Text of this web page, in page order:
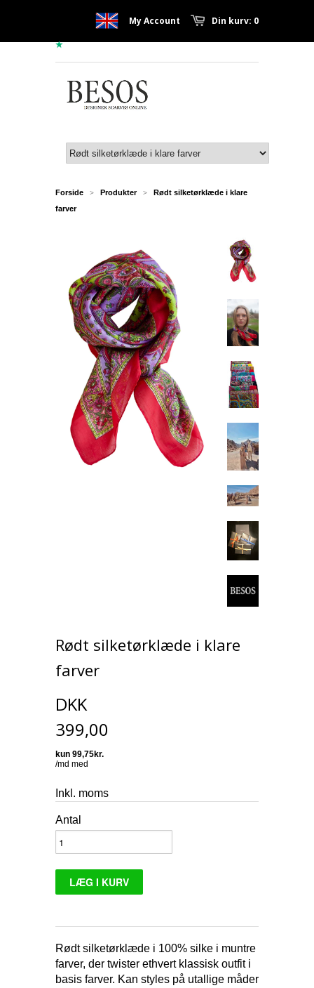
Din kurv: 0
My Account
Forside > Produkter >
Rødt silketørklæde i klare
farver
Rødt silketørklæde i klare
farver
DKK
399,00
Inkl. moms
Antal
Rødt silketørklæde i 100% silke i muntre
farver, der twister ethvert klassisk outfit i
basis farver. Kan styles på utallige måder